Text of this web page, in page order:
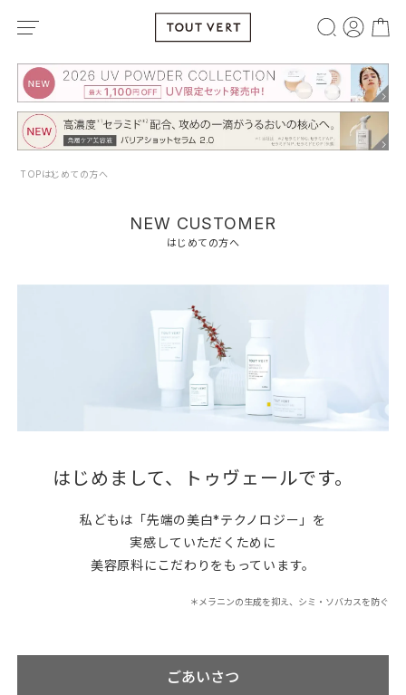
TOPはじめての方へ
NEW CUSTOMER
はじめての方へ
はじめまして、トゥヴェールです。
私どもは「先端の美白*テクノロジー」を
実感していただくために
美容原料にこだわりをもっています。
＊メラニンの生成を抑え、シミ・ソバカスを防ぐ
ごあいさつ